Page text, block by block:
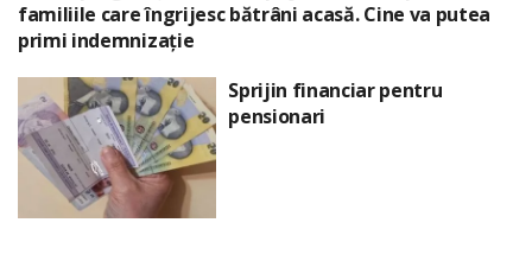
familiile care îngrijesc bătrâni acasă. Cine va putea
primi indemnizație
Sprijin financiar pentru
pensionari